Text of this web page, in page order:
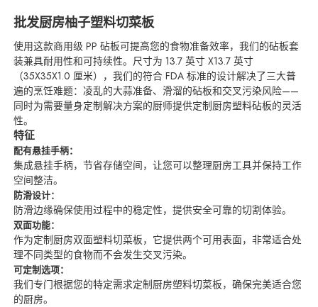
批发厨房柚子塑料切菜板
使用这款商用级 PP 砧板可提高您的食物准备效率，我们的砧板套
装兼具耐用性和可持续性。尺寸为 13.7 英寸 X13.7 英寸
（35X35X1.0 厘米），我们的符合 FDA 标准的设计解决了三大普
遍的烹饪难题：凌乱的大蒜准备、滑溜的砧板和交叉污染风险——
同时为需要量身定制解决方案的厨师提供定制厨房塑料砧板的灵活
性。
特征
配有悬挂手柄：
集成悬挂手柄，节省存储空间，让您可以整理厨房工具并保持工作
空间整洁。
防滑设计：
防滑边缘确保使用过程中的稳定性，提供安全可靠的切割体验。
双面功能：
作为定制厨房双面塑料切菜板，它提供两个可用表面，非常适合处
理不同类型的食物而不会发生交叉污染。
可定制选项：
我们专门根据您的特定需求定制厨房塑料切菜板，确保完美适合您
的厨房。